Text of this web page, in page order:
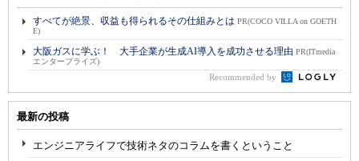
すべてが絶景、収益も得られるその仕組みとは PR(COCO VILLA on GOETH
E)
大阪ガスに学ぶ！ 大手企業が生成AI導入を成功させる理由 PR(ITmedia
エンタープライズ)
Recommended by
最新の投稿
エンジニアライフで技術ネタのコラムを書くということ